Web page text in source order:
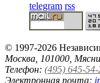
telegram rss
© 1997-2026
Москва, 101000,
Телефон: (495) 645-54-
Электронная почта: